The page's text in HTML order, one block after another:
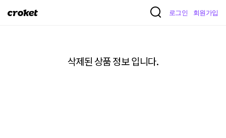
크
로그인 회원가입
삭제된 상품 정보 입니다.